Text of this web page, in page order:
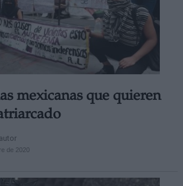
mexicanas que quieren
de 2020